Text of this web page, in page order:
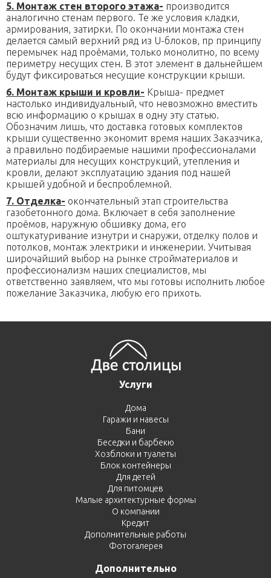
5. Монтаж стен второго этажа- производится
аналогично стенам первого. Те же условия кладки,
армирования, затирки. По окончании монтажа стен
делается самый верхний ряд из U-блоков, пр принципу
перемычек над проёмами, только монолитно, по всему
периметру несущих стен. В этот элемент в дальнейшем
будут фиксироваться несущие конструкции крыши.
6. Монтаж крыши и кровли- Крыша- предмет
настолько индивидуальный, что невозможно вместить
всю информацию о крышах в одну эту статью.
Обозначим лишь, что доставка готовых комплектов
крыши существенно экономит время наших Заказчика,
а правильно подбираемые нашими профессионалами
материалы для несущих конструкций, утепления и
кровли, делают эксплуатацию здания под нашей
крышей удобной и беспроблемной.
7. Отделка- окончательный этап строительства
газобетонного дома. Включает в себя заполнение
проёмов, наружную обшивку дома, его
оштукатуривание изнутри и снаружи, отделку полов и
потолков, монтаж электрики и инженерии. Учитывая
широчайший выбор на рынке стройматериалов и
профессионализм наших специалистов, мы
ответственно заявляем, что мы готовы исполнить любое
пожелание Заказчика, любую его прихоть.
Услуги
Дома
Гаражи и навесы
Бани
Беседки и барбекю
Хозблоки и туалеты
Блок контейнеры
Для детей
Для питомцев
Малые архитектурные формы
О компании
Кредит
Дополнительные работы
Фотогалерея
Дополнительно